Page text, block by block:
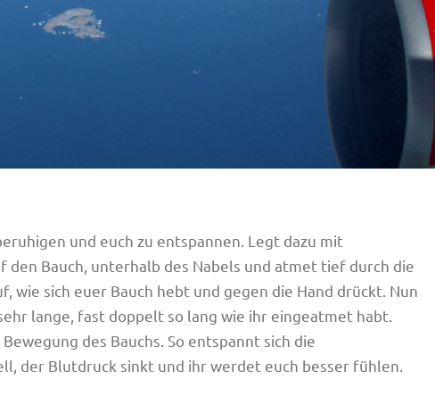
und euch zu entspannen. Legt dazu mit
den Bauch, unterhalb des Nabels und atmet tief durch die
wie sich euer Bauch hebt und gegen die Hand drückt. Nun
lange, fast doppelt so lang wie ihr eingeatmet habt.
des Bauchs. So entspannt sich die
der Blutdruck sinkt und ihr werdet euch besser fühlen.